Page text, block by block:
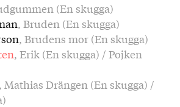
(En skugga)
, Bruden (En skugga)
, Brudens mor (En skugga)
, Erik (En skugga) / Pojken
Mathias Drängen (En skugga) /